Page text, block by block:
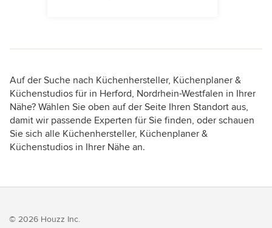
Auf der Suche nach Küchenhersteller, Küchenplaner &
Küchenstudios für in Herford, Nordrhein-Westfalen in Ihrer
Nähe? Wählen Sie oben auf der Seite Ihren Standort aus,
damit wir passende Experten für Sie finden, oder schauen
Sie sich alle Küchenhersteller, Küchenplaner &
Küchenstudios in Ihrer Nähe an.
© 2026 Houzz Inc.